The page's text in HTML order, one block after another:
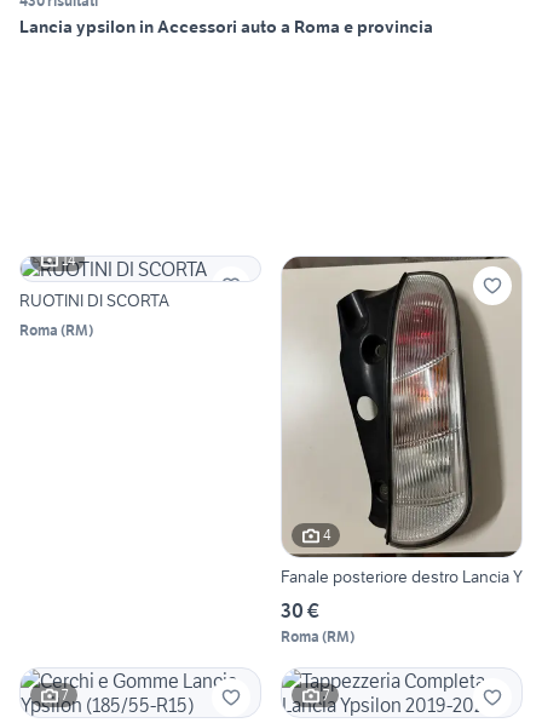
Lancia ypsilon in Accessori auto a Roma e provincia
14
RUOTINI DI SCORTA
Roma (RM)
4
Fanale posteriore destro Lancia Y
30 €
Roma (RM)
7 7